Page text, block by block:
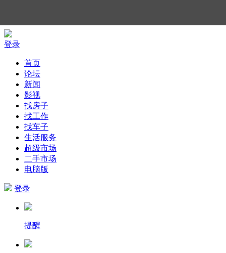
登录
首页
论坛
新闻
影视
找房子
找工作
找车子
生活服务
超级市场
二手市场
电脑版
登录
提醒